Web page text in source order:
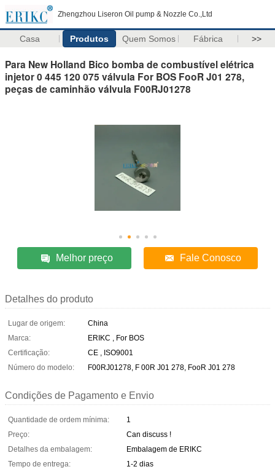
Zhengzhou Liseron Oil pump & Nozzle Co.,Ltd
Casa Produtos Quem Somos Fábrica >>
Para New Holland Bico bomba de combustível elétrica
injetor 0 445 120 075 válvula For BOS FooR J01 278,
peças de caminhão válvula F00RJ01278
Melhor preço Fale Conosco
Detalhes do produto
Lugar de origem:
China
Marca:
ERIKC , For BOS
Certificação:
CE , ISO9001
Número do modelo:
F00RJ01278, F 00R J01 278, FooR J01 278
Condições de Pagamento e Envio
Quantidade de ordem mínima:
1
Preço:
Can discuss !
Detalhes da embalagem:
Embalagem de ERIKC
Tempo de entrega:
1-2 dias